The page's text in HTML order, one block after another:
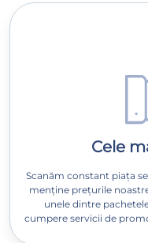
Cele
Scanăm constant piața
menține prețurile
unele dintre
cumpere servicii de